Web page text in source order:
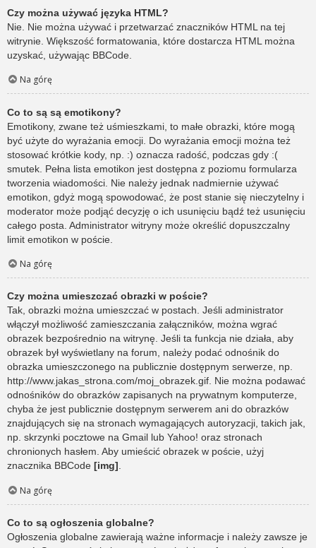
Czy można używać języka HTML?
Nie. Nie można używać i przetwarzać znaczników HTML na tej
witrynie. Większość formatowania, które dostarcza HTML można
uzyskać, używając BBCode.
Na górę
Co to są są emotikony?
Emotikony, zwane też uśmieszkami, to małe obrazki, które mogą
być użyte do wyrażania emocji. Do wyrażania emocji można też
stosować krótkie kody, np. :) oznacza radość, podczas gdy :(
smutek. Pełna lista emotikon jest dostępna z poziomu formularza
tworzenia wiadomości. Nie należy jednak nadmiernie używać
emotikon, gdyż mogą spowodować, że post stanie się nieczytelny i
moderator może podjąć decyzję o ich usunięciu bądź też usunięciu
całego posta. Administrator witryny może określić dopuszczalny
limit emotikon w poście.
Na górę
Czy można umieszczać obrazki w poście?
Tak, obrazki można umieszczać w postach. Jeśli administrator
włączył możliwość zamieszczania załączników, można wgrać
obrazek bezpośrednio na witrynę. Jeśli ta funkcja nie działa, aby
obrazek był wyświetlany na forum, należy podać odnośnik do
obrazka umieszczonego na publicznie dostępnym serwerze, np.
http://www.jakas_strona.com/moj_obrazek.gif. Nie można podawać
odnośników do obrazków zapisanych na prywatnym komputerze,
chyba że jest publicznie dostępnym serwerem ani do obrazków
znajdujących się na stronach wymagających autoryzacji, takich jak,
np. skrzynki pocztowe na Gmail lub Yahoo! oraz stronach
chronionych hasłem. Aby umieścić obrazek w poście, użyj
znacznika BBCode [img].
Na górę
Co to są ogłoszenia globalne?
Ogłoszenia globalne zawierają ważne informacje i należy zawsze je